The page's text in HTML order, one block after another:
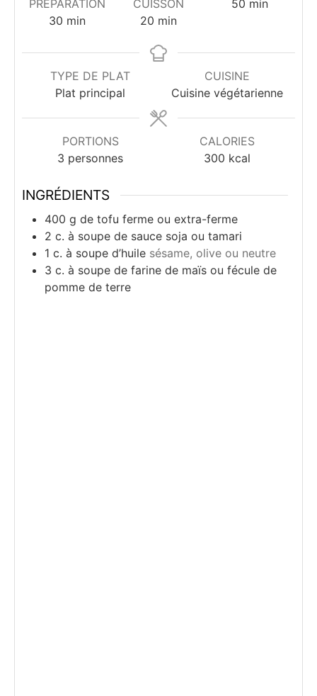
PRÉPARATION
30 minutes
min
CUISSON
20 minutes
min
50minutes
min
TYPE DE PLAT
Plat principal
CUISINE
Cuisine végétarienne
PORTIONS
3 personnes
CALORIES
300 kcal
INGRÉDIENTS
400 g de tofu ferme ou extra-ferme
2 c. à soupe de sauce soja ou tamari
1 c. à soupe d’huile sésame, olive ou neutre
3 c. à soupe de farine de maïs ou fécule de
pomme de terre